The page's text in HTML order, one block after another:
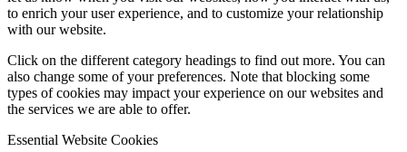
to enrich your user experience, and to customize your relationship
with our website.
Click on the different category headings to find out more. You can
also change some of your preferences. Note that blocking some
types of cookies may impact your experience on our websites and
the services we are able to offer.
Essential Website Cookies